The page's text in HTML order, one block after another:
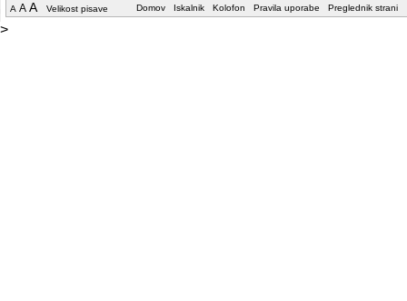
A A A Velikost pisave Domov Iskalnik Kolofon Pravila uporabe Preglednik strani
>